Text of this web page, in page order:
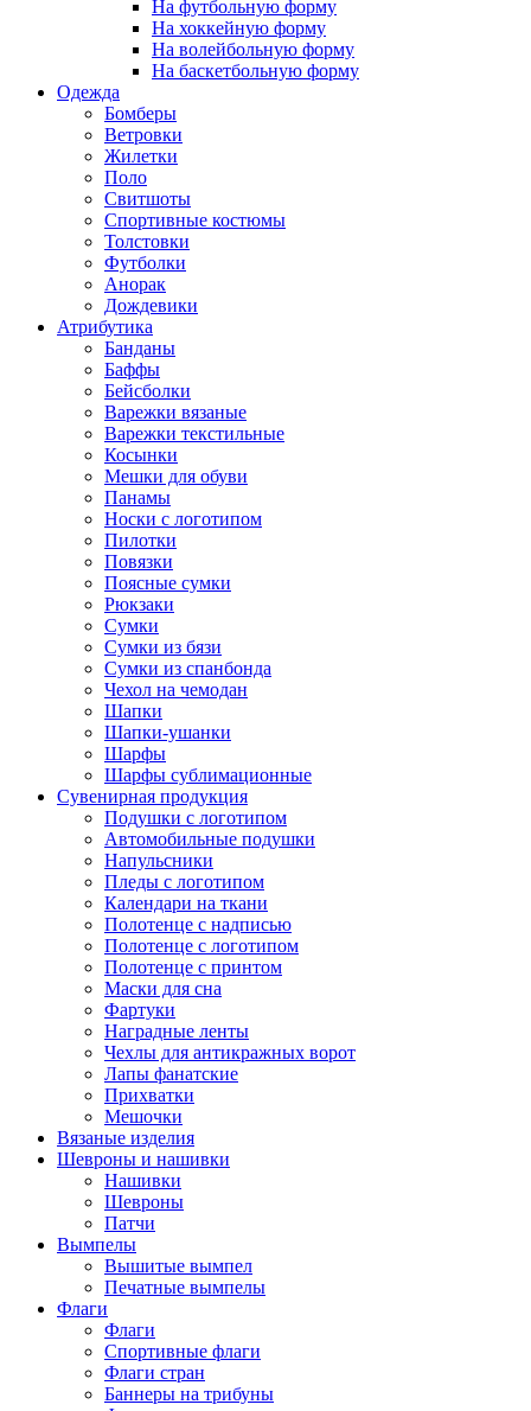
На футбольную форму
На хоккейную форму
На волейбольную форму
На баскетбольную форму
Одежда
Бомберы
Ветровки
Жилетки
Поло
Свитшоты
Спортивные костюмы
Толстовки
Футболки
Анорак
Дождевики
Атрибутика
Банданы
Баффы
Бейсболки
Варежки вязаные
Варежки текстильные
Косынки
Мешки для обуви
Панамы
Носки с логотипом
Пилотки
Повязки
Поясные сумки
Рюкзаки
Сумки
Сумки из бязи
Сумки из спанбонда
Чехол на чемодан
Шапки
Шапки-ушанки
Шарфы
Шарфы сублимационные
Сувенирная продукция
Подушки с логотипом
Автомобильные подушки
Напульсники
Пледы с логотипом
Календари на ткани
Полотенце с надписью
Полотенце с логотипом
Полотенце с принтом
Маски для сна
Фартуки
Наградные ленты
Чехлы для антикражных ворот
Лапы фанатские
Прихватки
Мешочки
Вязаные изделия
Шевроны и нашивки
Нашивки
Шевроны
Патчи
Вымпелы
Вышитые вымпел
Печатные вымпелы
Флаги
Флаги
Спортивные флаги
Флаги стран
Баннеры на трибуны